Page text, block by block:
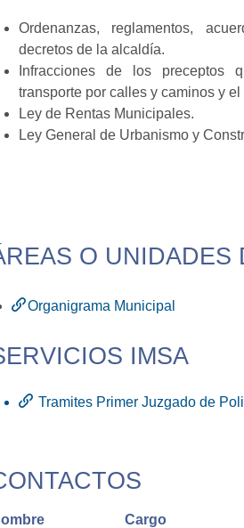
Ordenanzas, reglamentos,
decretos de la alcaldía.
Infracciones de los preceptos
transporte por calles y caminos y
Ley de Rentas Municipales.
Ley General de Urbanismo y
O UNIDADES
Organigrama Municipal
IMSA
Tramites Primer Juzgado de
Cargo